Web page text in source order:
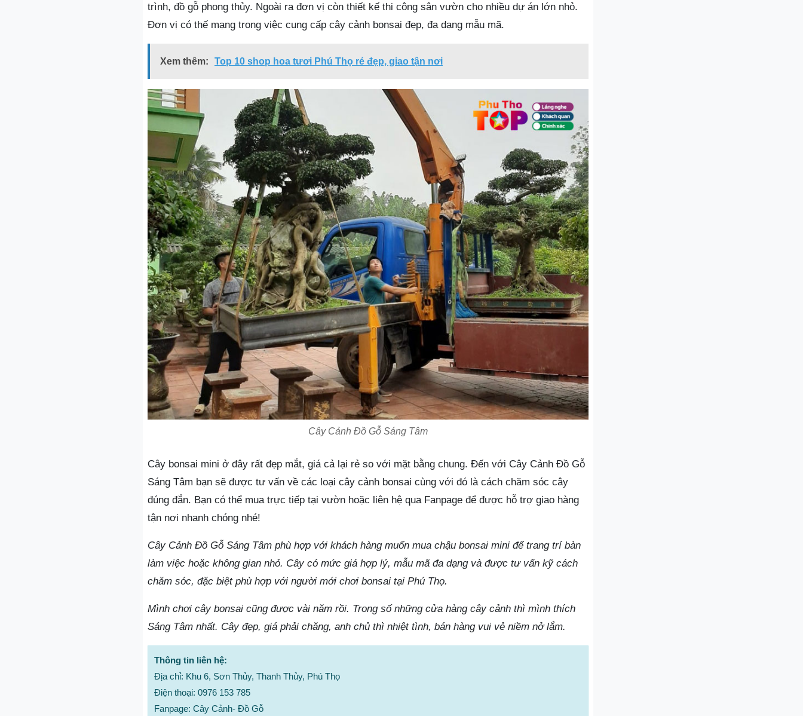
trình, đồ gỗ phong thủy. Ngoài ra đơn vị còn thiết kế thi công sân vườn cho nhiều dự án lớn nhỏ.
Đơn vị có thế mạng trong việc cung cấp cây cảnh bonsai đẹp, đa dạng mẫu mã.
Xem thêm: Top 10 shop hoa tươi Phú Thọ rẻ đẹp, giao tận nơi
Cây Cảnh Đồ Gỗ Sáng Tâm
Cây bonsai mini ở đây rất đẹp mắt, giá cả lại rẻ so với mặt bằng chung. Đến với Cây Cảnh Đồ Gỗ
Sáng Tâm bạn sẽ được tư vấn về các loại cây cảnh bonsai cùng với đó là cách chăm sóc cây
đúng đắn. Bạn có thể mua trực tiếp tại vườn hoặc liên hệ qua Fanpage để được hỗ trợ giao hàng
tận nơi nhanh chóng nhé!
Cây Cảnh Đồ Gỗ Sáng Tâm phù hợp với khách hàng muốn mua chậu bonsai mini để trang trí bàn
làm việc hoặc không gian nhỏ. Cây có mức giá hợp lý, mẫu mã đa dạng và được tư vấn kỹ cách
chăm sóc, đặc biệt phù hợp với người mới chơi bonsai tại Phú Thọ.
Mình chơi cây bonsai cũng được vài năm rồi. Trong số những cửa hàng cây cảnh thì mình thích
Sáng Tâm nhất. Cây đẹp, giá phải chăng, anh chủ thì nhiệt tình, bán hàng vui vẻ niềm nở lắm.
Thông tin liên hệ:
Địa chỉ: Khu 6, Sơn Thủy, Thanh Thủy, Phú Thọ
Điện thoại: 0976 153 785
Fanpage: Cây Cảnh- Đồ Gỗ